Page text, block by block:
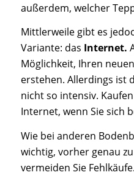
außerdem, welcher
Mittlerweile gibt es
Variante: das Internet.
Möglichkeit, Ihren
erstehen. Allerdings ist
nicht so intensiv.
Internet, wenn Sie sich
Wie bei anderen
wichtig, vorher genau zu
vermeiden Sie